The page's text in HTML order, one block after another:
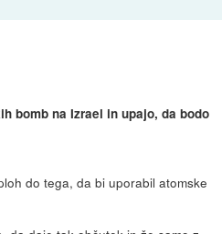
bomb na Izrael in upajo, da bodo
do tega, da bi uporabil atomske